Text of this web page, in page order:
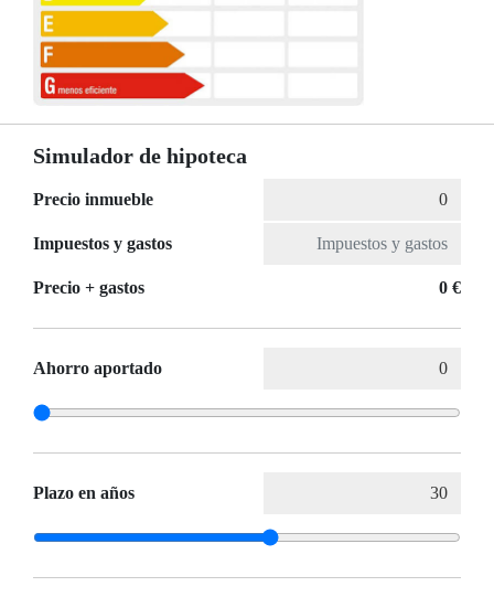
Simulador de hipoteca
Precio inmueble
Impuestos y gastos
Precio + gastos 0 €
Ahorro aportado
Plazo en años